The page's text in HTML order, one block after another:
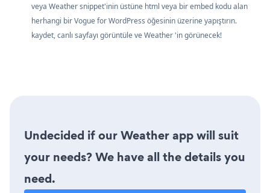
veya Weather snippet'inin üstüne html veya bir embed kodu alan
herhangi bir Vogue for WordPress öğesinin üzerine yapıştırın.
kaydet, canlı sayfayı görüntüle ve Weather 'in görünecek!
Undecided if our Weather app will suit
your needs? We have all the details you
need.